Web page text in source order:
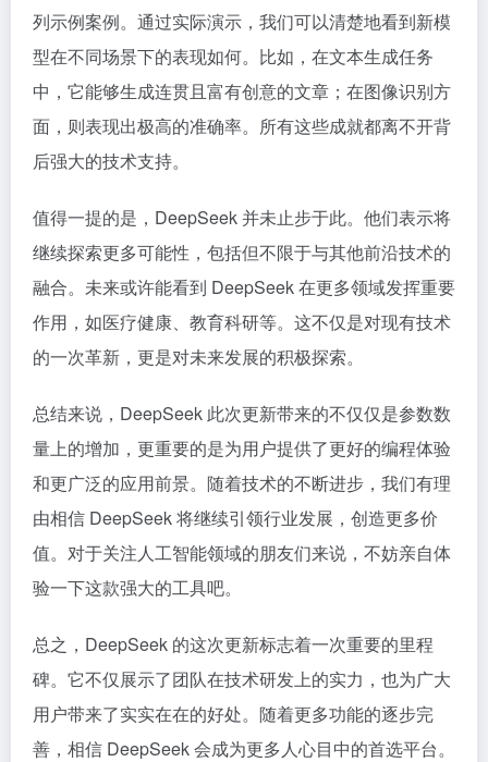
列示例案例。通过实际演示，我们可以清楚地看到新模
型在不同场景下的表现如何。比如，在文本生成任务
中，它能够生成连贯且富有创意的文章；在图像识别方
面，则表现出极高的准确率。所有这些成就都离不开背
后强大的技术支持。
值得一提的是，DeepSeek 并未止步于此。他们表示将
继续探索更多可能性，包括但不限于与其他前沿技术的
融合。未来或许能看到 DeepSeek 在更多领域发挥重要
作用，如医疗健康、教育科研等。这不仅是对现有技术
的一次革新，更是对未来发展的积极探索。
总结来说，DeepSeek 此次更新带来的不仅仅是参数数
量上的增加，更重要的是为用户提供了更好的编程体验
和更广泛的应用前景。随着技术的不断进步，我们有理
由相信 DeepSeek 将继续引领行业发展，创造更多价
值。对于关注人工智能领域的朋友们来说，不妨亲自体
验一下这款强大的工具吧。
总之，DeepSeek 的这次更新标志着一次重要的里程
碑。它不仅展示了团队在技术研发上的实力，也为广大
用户带来了实实在在的好处。随着更多功能的逐步完
善，相信 DeepSeek 会成为更多人心目中的首选平台。